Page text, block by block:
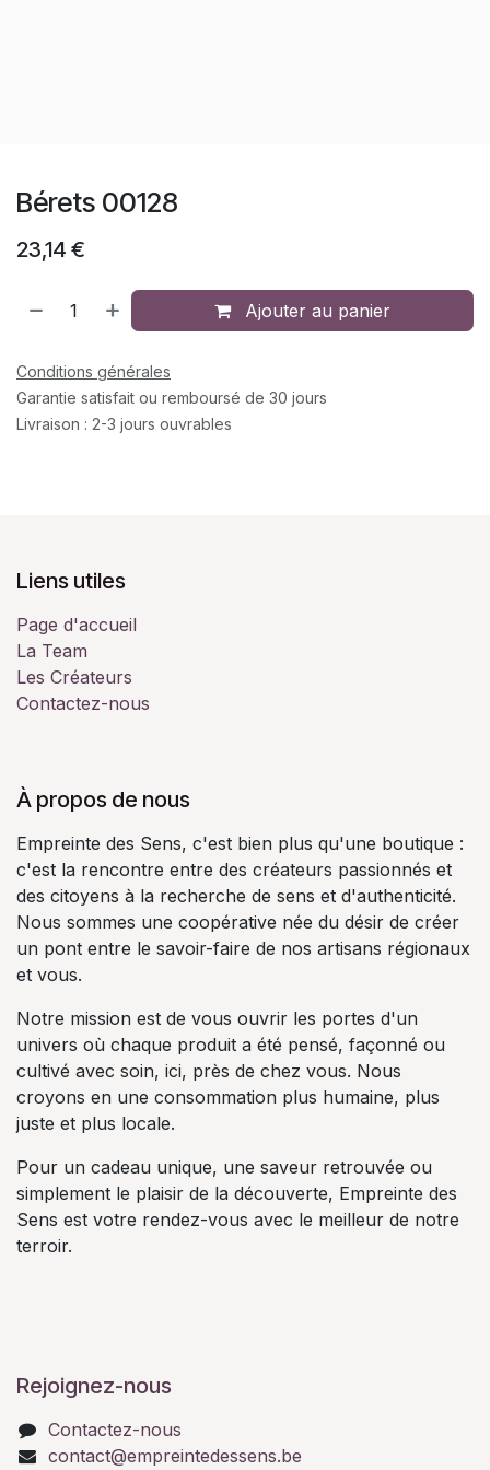
Bérets 00128
23,14 €
Ajouter au panier
Conditions générales
Garantie satisfait ou remboursé de 30 jours
Livraison : 2-3 jours ouvrables
Liens utiles
Page d'accueil
La Team
Les Créateurs
Contactez-nous
À propos de nous
Empreinte des Sens, c'est bien plus qu'une boutique :
c'est la rencontre entre des créateurs passionnés et
des citoyens à la recherche de sens et d'authenticité.
Nous sommes une coopérative née du désir de créer
un pont entre le savoir-faire de nos artisans régionaux
et vous.
Notre mission est de vous ouvrir les portes d'un
univers où chaque produit a été pensé, façonné ou
cultivé avec soin, ici, près de chez vous. Nous
croyons en une consommation plus humaine, plus
juste et plus locale.
Pour un cadeau unique, une saveur retrouvée ou
simplement le plaisir de la découverte, Empreinte des
Sens est votre rendez-vous avec le meilleur de notre
terroir.
Rejoignez-nous
Contactez-nous
contact@empreintedessens.be